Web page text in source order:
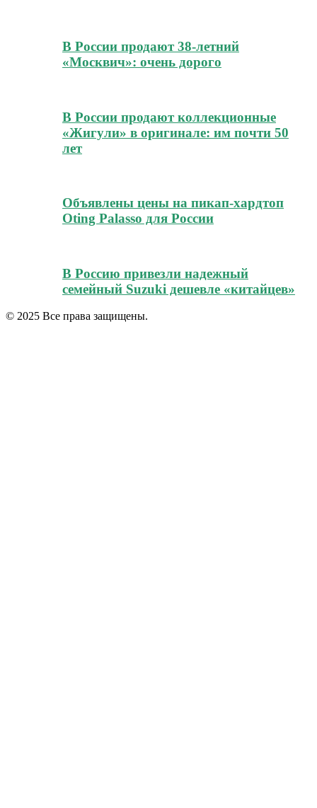
В России продают 38-летний
«Москвич»: очень дорого
В России продают коллекционные
«Жигули» в оригинале: им почти 50
лет
Объявлены цены на пикап-хардтоп
Oting Palasso для России
В Россию привезли надежный
семейный Suzuki дешевле «китайцев»
© 2025 Все права защищены.